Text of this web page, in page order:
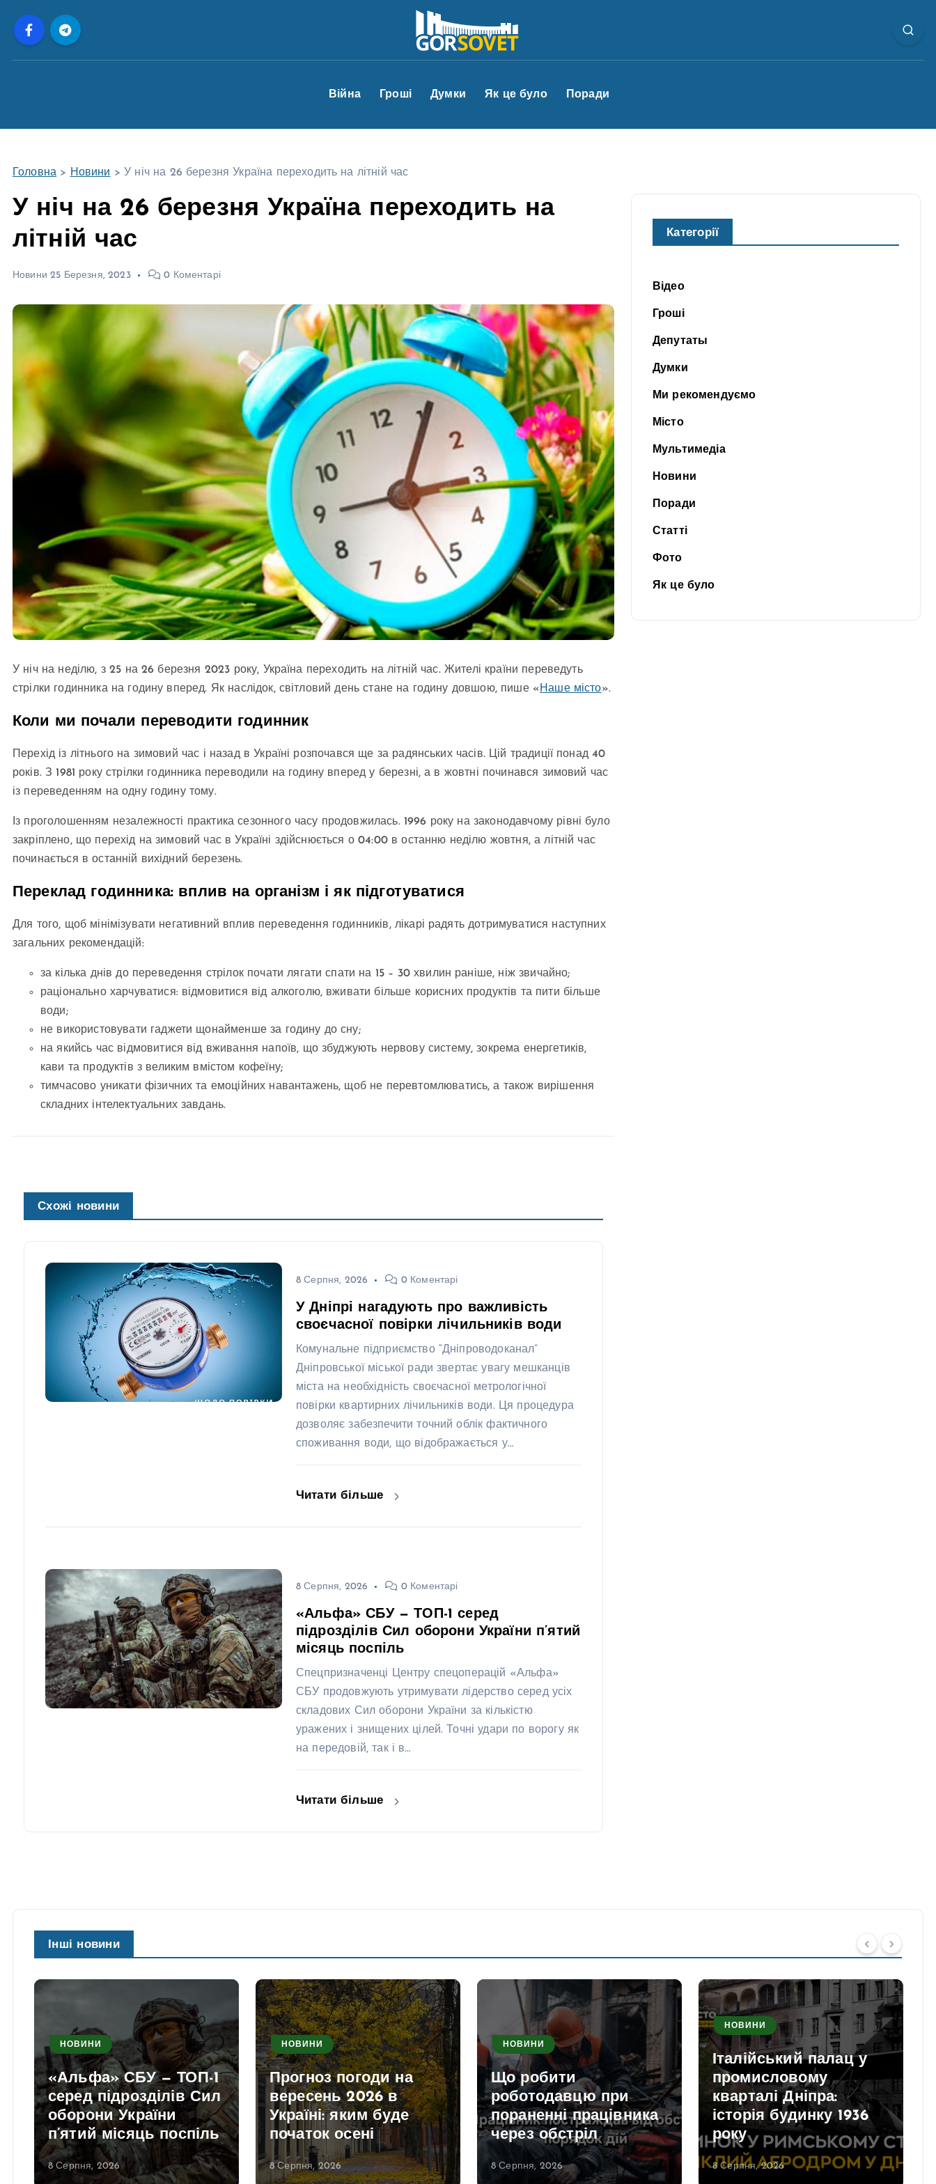
Війна Гроші Думки Як це було Поради
Головна > Новини > У ніч на 26 березня Україна переходить на літній час
У ніч на 26 березня Україна переходить на
літній час
Новини 25 Березня, 2023 0 Коментарі
У ніч на неділю, з 25 на 26 березня 2023 року, Україна переходить на літній час. Жителі країни переведуть
стрілки годинника на годину вперед. Як наслідок, світловий день стане на годину довшою, пише «Наше місто».
Коли ми почали переводити годинник
Перехід із літнього на зимовий час і назад в Україні розпочався ще за радянських часів. Цій традиції понад 40
років. З 1981 року стрілки годинника переводили на годину вперед у березні, а в жовтні починався зимовий час
із переведенням на одну годину тому.
Із проголошенням незалежності практика сезонного часу продовжилась. 1996 року на законодавчому рівні було
закріплено, що перехід на зимовий час в Україні здійснюється о 04:00 в останню неділю жовтня, а літній час
починається в останній вихідний березень.
Переклад годинника: вплив на організм і як підготуватися
Для того, щоб мінімізувати негативний вплив переведення годинників, лікарі радять дотримуватися наступних
загальних рекомендацій:
за кілька днів до переведення стрілок почати лягати спати на 15 – 30 хвилин раніше, ніж звичайно;
раціонально харчуватися: відмовитися від алкоголю, вживати більше корисних продуктів та пити більше
води;
не використовувати гаджети щонайменше за годину до сну;
на якийсь час відмовитися від вживання напоїв, що збуджують нервову систему, зокрема енергетиків,
кави та продуктів з великим вмістом кофеїну;
тимчасово уникати фізичних та емоційних навантажень, щоб не перевтомлюватись, а також вирішення
складних інтелектуальних завдань.
Схожі новини
8 Серпня, 2026 0 Коментарі
У Дніпрі нагадують про важливість
своєчасної повірки лічильників води
Комунальне підприємство “Дніпроводоканал”
Дніпровської міської ради звертає увагу мешканців
міста на необхідність своєчасної метрологічної
повірки квартирних лічильників води. Ця процедура
дозволяє забезпечити точний облік фактичного
споживання води, що відображається у…
Читати більше
8 Серпня, 2026 0 Коментарі
«Альфа» СБУ — ТОП-1 серед
підрозділів Сил оборони України п’ятий
місяць поспіль
Спецпризначенці Центру спецоперацій «Альфа»
СБУ продовжують утримувати лідерство серед усіх
складових Сил оборони України за кількістю
уражених і знищених цілей. Точні удари по ворогу як
на передовій, так і в…
Читати більше
Категорії
Відео
Гроші
Депутаты
Думки
Ми рекомендуємо
Місто
Мультимедіа
Новини
Поради
Статті
Фото
Як це було
Інші новини
НОВИНИ
«Альфа» СБУ — ТОП-1
серед підрозділів Сил
оборони України
п’ятий місяць поспіль
8 Серпня, 2026
НОВИНИ
Прогноз погоди на
вересень 2026 в
Україні: яким буде
початок осені
8 Серпня, 2026
НОВИНИ
Що робити
роботодавцю при
пораненні працівника
через обстріл
8 Серпня, 2026
НОВИНИ
Італійський палац у
промисловому
кварталі Дніпра:
історія будинку 1936
року
8 Серпня, 2026